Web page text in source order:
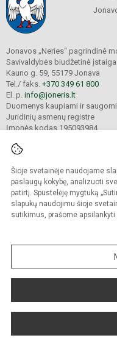
Šioje svetainėje naudojame
paslaugų kokybę, analizuoti
patirtį. Spustelėję mygtuką
slapukų naudojimu šioje
sutikimus, prašome apsilankyti
Jonavos „Neries“ pagrindinė
Savivaldybės biudžetinė įstaiga
Kauno g. 59, 55179 Jonava
Tel./ faks. +370 349 61 800
El. p. info@joneris.lt
Duomenys kaupiami ir saugomi
Juridinių asmenų registre
Įmonės kodas 195093984
© 2024. Jonavos „Neries“
Kopijuoti turinį be raštiško
Versija
Sumanus būdas